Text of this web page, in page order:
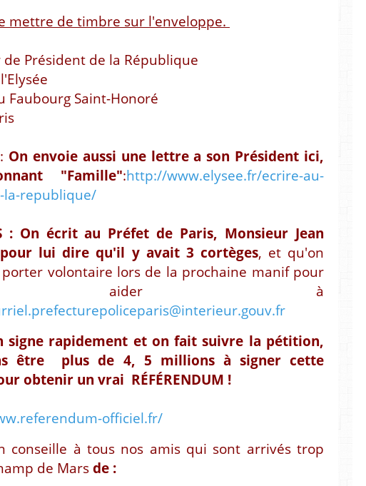
mettre de timbre sur l'enveloppe.
de Président de la République
Faubourg Saint-Honoré
: On envoie aussi une lettre a son Président ici,
"Famille":http://www.elysee.fr/ecrire-au-
la-republique/
: On écrit au Préfet de Paris, Monsieur Jean
pour lui dire qu'il y avait 3 cortèges, et qu'on
volontaire lors de la prochaine manif pour
aider à
signe rapidement et on fait suivre la pétition,
être plus de 4, 5 millions à signer cette
obtenir un vrai RÉFÉRENDUM !
officiel.fr/
conseille à tous nos amis qui sont arrivés trop
de Marsde :